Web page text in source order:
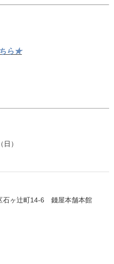
ら★
）
石ヶ辻町14-6 錢屋本舗本館